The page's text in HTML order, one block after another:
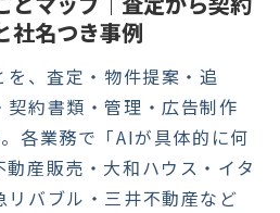
社名つき事例
、査定・物件提案・追
約書類・管理・広告制作
各業務で「AIが具体的に何
産販売・大和ハウス・イタ
リバブル・三井不動産など